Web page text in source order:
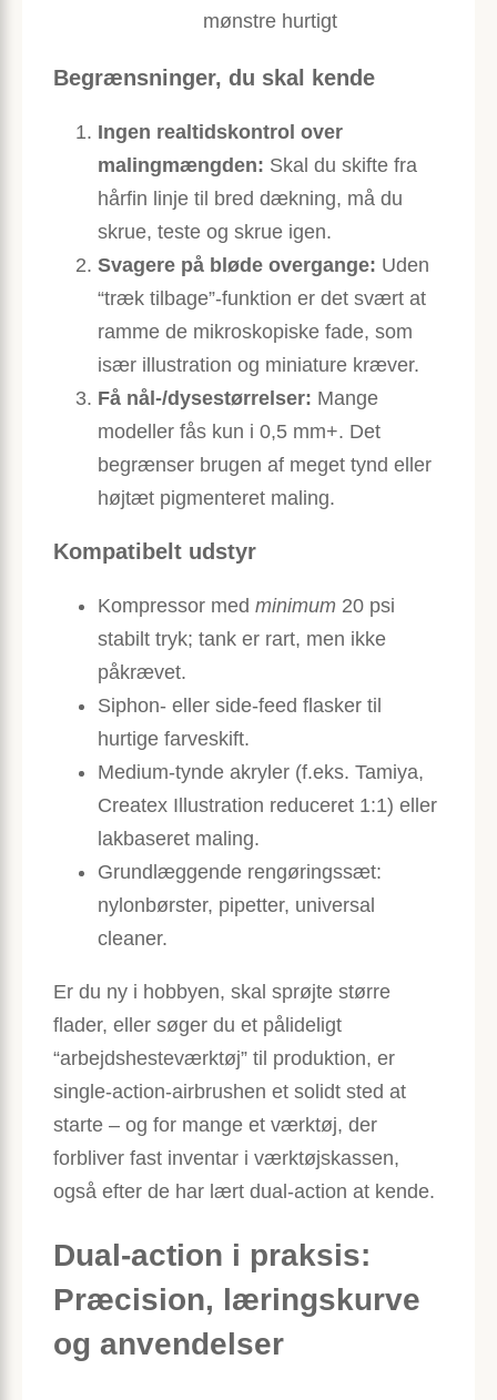
mønstre hurtigt
Begrænsninger, du skal kende
Ingen realtidskontrol over
malingmængden: Skal du skifte fra
hårfin linje til bred dækning, må du
skrue, teste og skrue igen.
Svagere på bløde overgange: Uden
“træk tilbage”-funktion er det svært at
ramme de mikroskopiske fade, som
især illustration og miniature kræver.
Få nål-/dysestørrelser: Mange
modeller fås kun i 0,5 mm+. Det
begrænser brugen af meget tynd eller
høj­tæt pigmenteret maling.
Kompatibelt udstyr
Kompressor med minimum 20 psi
stabilt tryk; tank er rart, men ikke
påkrævet.
Siphon- eller side-feed flasker til
hurtige farveskift.
Medium-tynde akryler (f.eks. Tamiya,
Createx Illustration reduceret 1:1) eller
lakbaseret maling.
Grundlæggende rengøringssæt:
nylonbørster, pipetter, universal
cleaner.
Er du ny i hobbyen, skal sprøjte større
flader, eller søger du et pålideligt
“arbejdshesteværktøj” til produktion, er
single-action-airbrushen et solidt sted at
starte – og for mange et værktøj, der
forbliver fast inventar i værktøjskassen,
også efter de har lært dual-action at kende.
Dual-action i praksis:
Præcision, læringskurve
og anvendelser